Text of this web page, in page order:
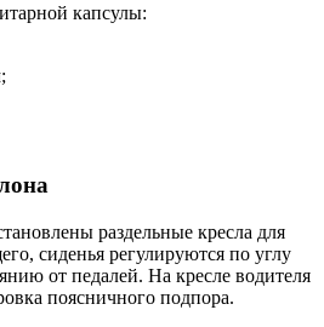
капсулы:
раздельные кресла для
сиденья регулируются по углу
от педалей. На кресле водителя
поясничного подпора.